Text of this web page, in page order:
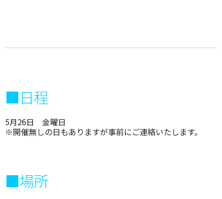
■日程
5月26日 金曜日
※開催無しの日もありますが事前にご連絡いたします。
■場所